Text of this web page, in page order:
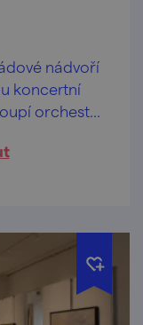
nádvoří
koncertní
orchestr